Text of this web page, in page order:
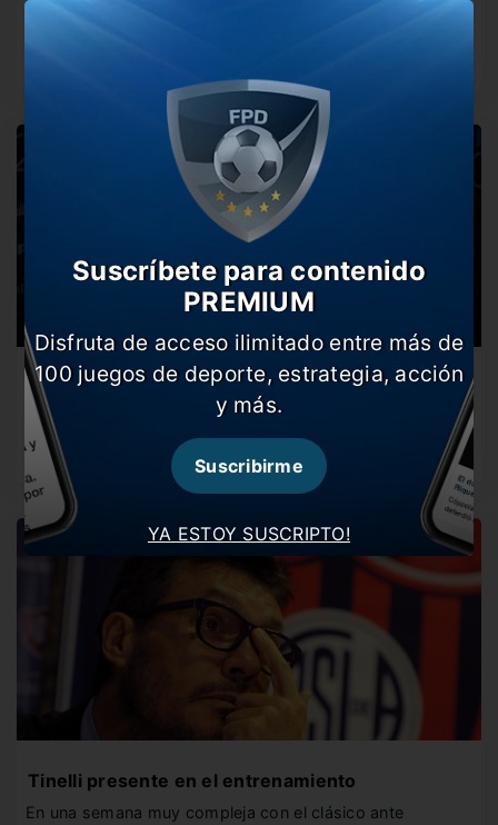
Profesional
“Me encantaría que se haga la Copa América en
Argentina”
Marcelo Tinelli rompió el silencio y habló de todo. Su
deseo del…
Tinelli presente en el entrenamiento
En una semana muy compleja con el clásico ante
YA ESTOY SUSCRIPTO!
Suscríbete para contenido
PREMIUM
Disfruta de acceso ilimitado entre más de
100 juegos de deporte, estrategia, acción
y más.
Suscribirme